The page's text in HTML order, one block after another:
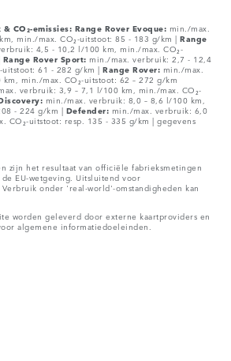
CO₂-emissies: Range Rover Evoque: min./max.
min./max. CO₂-uitstoot: 85 - 183 g/km | Range
4,5 - 10,2 l/100 km, min./max. CO₂-
Range Rover Sport: min./max. verbruik: 2,7 - 12,4
61 - 282 g/km | Range Rover: min./max.
min./max. CO₂-uitstoot: 62 – 272 g/km
verbruik: 3,9 – 7,1 l/100 km, min./max. CO₂-
min./max. verbruik: 8,0 – 8,6 l/100 km,
- 224 g/km | Defender: min./max. verbruik: 6,0
CO₂-uitstoot: resp. 135 - 335 g/km | gegevens
zijn het resultaat van officiële fabrieksmetingen
EU-wetgeving. Uitsluitend voor
onder 'real-world'-omstandigheden kan
worden geleverd door externe kaartproviders en
algemene informatiedoeleinden.